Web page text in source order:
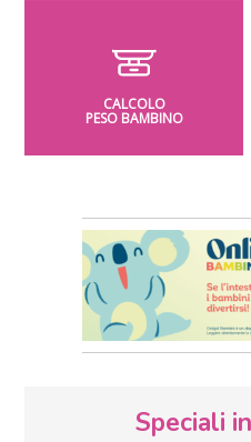
CALCOLO
PESO BAMBINO
Speciali